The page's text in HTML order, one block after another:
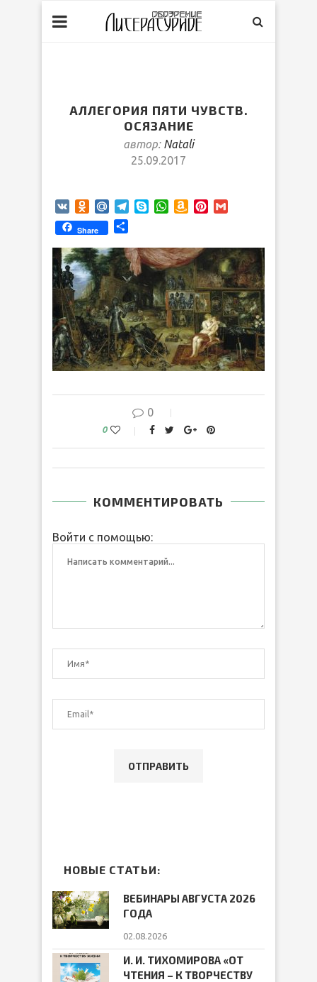
АЛЛЕГОРИЯ ПЯТИ ЧУВСТВ.
ОСЯЗАНИЕ
автор: Natali
25.09.2017
VK Odnoklassniki
Mail.RuTelegram
SkypeWhatsApp
AmazonPinterest
Share
0
0
КОММЕНТИРОВАТЬ
Войти с помощью:
НОВЫЕ СТАТЬИ:
ВЕБИНАРЫ АВГУСТА 2026
ГОДА
02.08.2026
И. И. ТИХОМИРОВА «ОТ
ЧТЕНИЯ – К ТВОРЧЕСТВУ